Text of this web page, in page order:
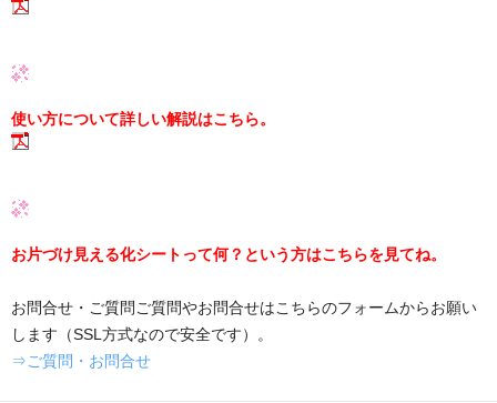
使い方について詳しい解説はこちら。
お片づけ見える化シートって何？という方はこちらを見てね。
お問合せ・ご質問ご質問やお問合せはこちらのフォームからお願い
します（SSL方式なので安全です）。
⇒ご質問・お問合せ